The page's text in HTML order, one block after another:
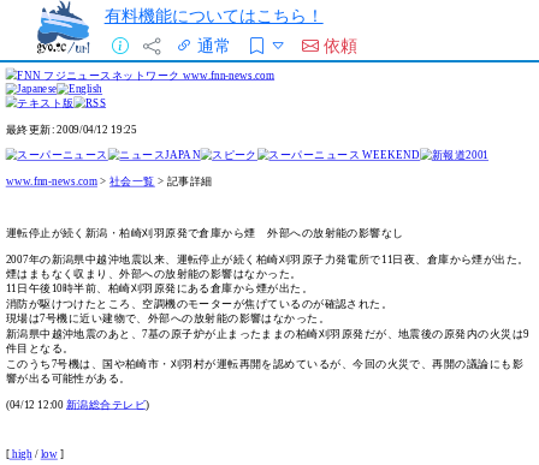
有料機能についてはこちら！
通常
依頼